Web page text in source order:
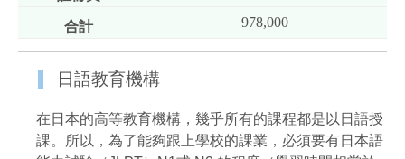
978,000
日語教育機構
在日本的高等教育機構，幾乎所有的課程都是以日語授
課。所以，為了能夠跟上學校的課業，必須要有日本語